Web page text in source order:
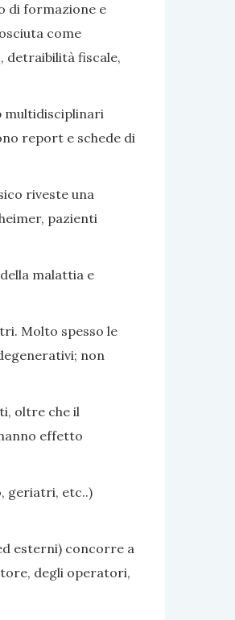
di formazione e
come
detraibilità fiscale,
multidisciplinari
report e schede di
riveste una
pazienti
malattia e
Molto spesso le
non
oltre che il
effetto
geriatri, etc..)
esterni) concorre a
degli operatori,